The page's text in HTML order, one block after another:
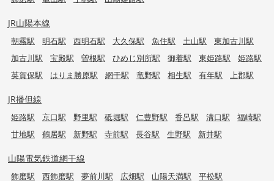
JR山陽本線
朝霧駅 明石駅 西明石駅 大久保駅 魚住駅 土山駅
東加古川駅
加古川駅
宝殿駅 曽根駅 ひめじ別所駅 御着駅 東姫路駅
姫路駅
英賀保駅
はりま勝原駅 網干駅 竜野駅 相生駅 有年駅 上郡駅
JR播但線
姫路駅 京口駅 野里駅 砥堀駅 仁豊野駅 香呂駅 溝口駅
福崎駅
甘地駅
鶴居駅 新野駅 寺前駅 長谷駅 生野駅 新井駅
山陽電気鉄道網干線
飾磨駅 西飾磨駅 夢前川駅 広畑駅 山陽天満駅
平松駅